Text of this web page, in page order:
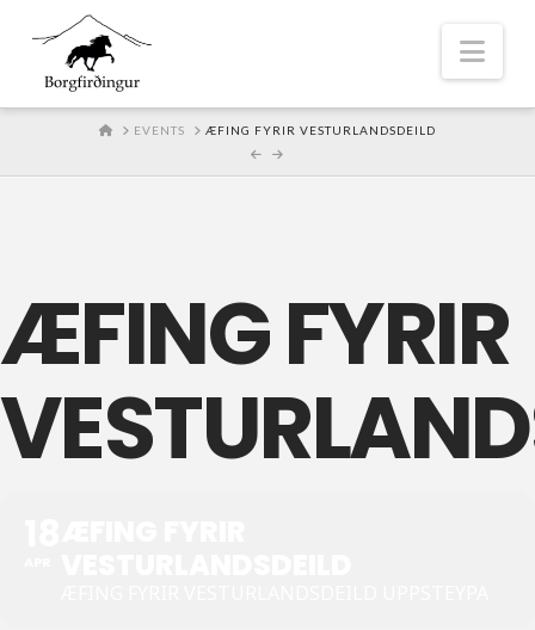
HOMEEVENTS ÆFING FYRIR VESTURLANDSDEILD
ÆFING FYRIR